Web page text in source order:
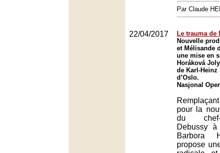
Par Claude
22/04/2017
Le trauma de
Nouvelle
et Mélisande
une mise en
Horáková
de Karl-Heinz
d’Oslo.
Nasjonal
pour la
du
Debussy à
Barbora
propose